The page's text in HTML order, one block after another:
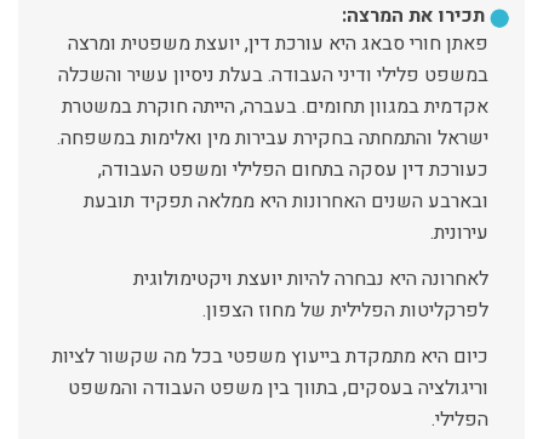
תכירו את המרצה:
פאתן חורי סבאג היא עורכת דין, יועצת משפטית ומרצה
במשפט פלילי ודיני העבודה. בעלת ניסיון עשיר והשכלה
אקדמית במגוון תחומים. בעברה, הייתה חוקרת במשטרת
ישראל והתמחתה בחקירת עבירות מין ואלימות במשפחה.
כעורכת דין עסקה בתחום הפלילי ומשפט העבודה,
ובארבע השנים האחרונות היא ממלאה תפקיד תובעת
עירונית.
לאחרונה היא נבחרה להיות יועצת ויקטימולוגית
לפרקליטות הפלילית של מחוז הצפון.
כיום היא מתמקדת בייעוץ משפטי בכל מה שקשור לציות
וריגולציה בעסקים, בתווך בין משפט העבודה והמשפט
הפלילי.